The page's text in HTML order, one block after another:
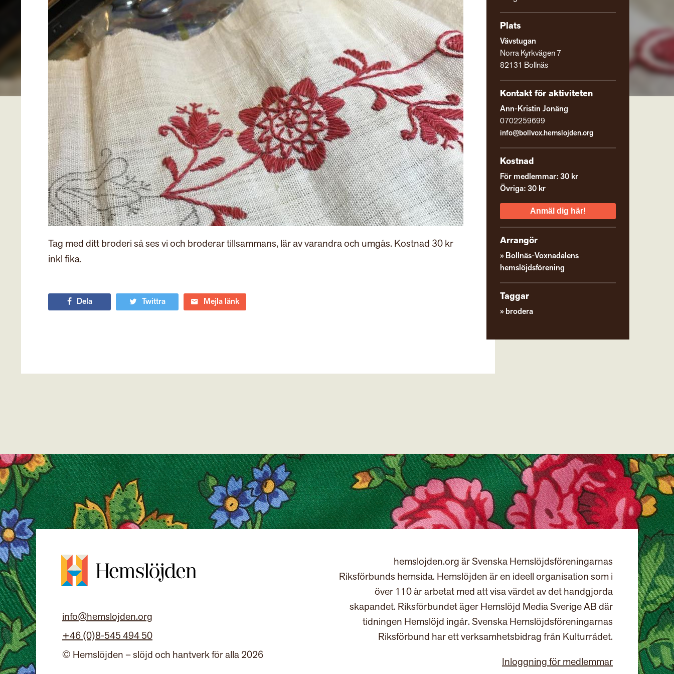
Tag med ditt broderi så ses vi och broderar tillsammans, lär av varandra och umgås. Kostnad 30 kr
inkl fika.
Dela Twittra Mejla länk
Plats
Vävstugan
Norra Kyrkvägen 7
82131 Bollnäs
Kontakt för aktiviteten
Ann-Kristin Jonäng
0702259699
info@bollvox.hemslojden.org
Kostnad
För medlemmar: 30 kr
Övriga: 30 kr
Anmäl dig här!
Arrangör
Bollnäs-Voxnadalens
hemslöjdsförening
Taggar
brodera
info@hemslojden.org
+46 (0)8-545 494 50
© Hemslöjden – slöjd och hantverk för alla 2026
hemslojden.org är Svenska Hemslöjdsföreningarnas
Riksförbunds hemsida. Hemslöjden är en ideell organisation som i
över 110 år arbetat med att visa värdet av det handgjorda
skapandet. Riksförbundet äger Hemslöjd Media Sverige AB där
tidningen Hemslöjd ingår. Svenska Hemslöjdsföreningarnas
Riksförbund har ett verksamhetsbidrag från Kulturrådet.
Inloggning för medlemmar